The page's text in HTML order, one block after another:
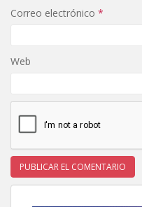
Correo electrónico *
Web